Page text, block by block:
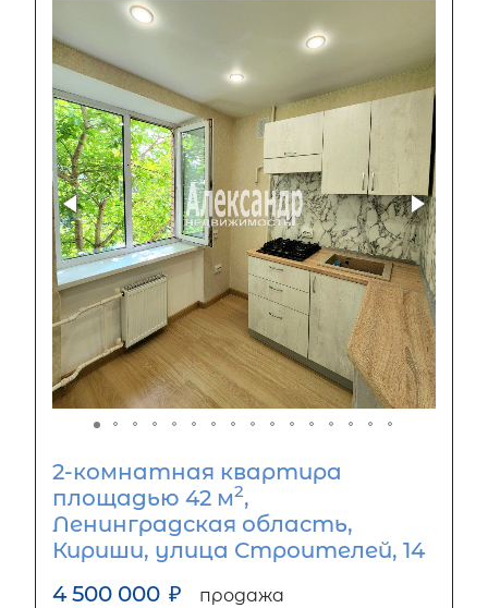
2-комнатная квартира
площадью 42 м2,
Ленинградская область,
Кириши, улица Строителей, 14
4 500 000 ₽ продажа